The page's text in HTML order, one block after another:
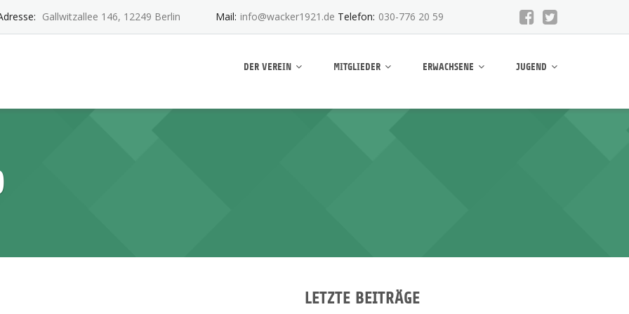
Gallwitzallee 146, 12249 Berlin Mail: info@wacker1921.de Telefon: 030-776 20 59
DER VEREIN MITGLIEDER ERWACHSENE JUGEND
LETZTE BEITRÄGE